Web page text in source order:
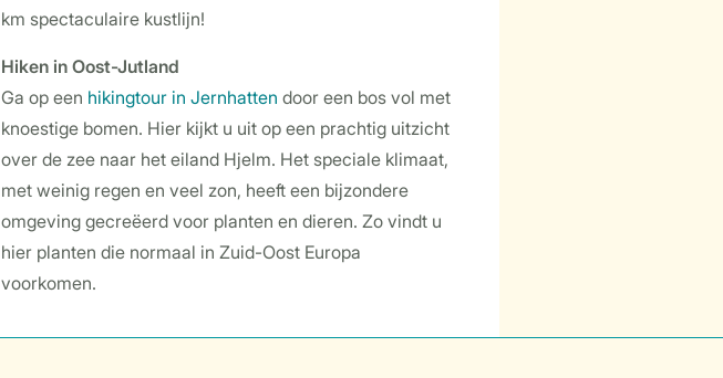
km spectaculaire kustlijn!
Hiken in Oost-Jutland
Ga op een hikingtour in Jernhatten door een bos vol met
knoestige bomen. Hier kijkt u uit op een prachtig uitzicht
over de zee naar het eiland Hjelm. Het speciale klimaat,
met weinig regen en veel zon, heeft een bijzondere
omgeving gecreëerd voor planten en dieren. Zo vindt u
hier planten die normaal in Zuid-Oost Europa
voorkomen.